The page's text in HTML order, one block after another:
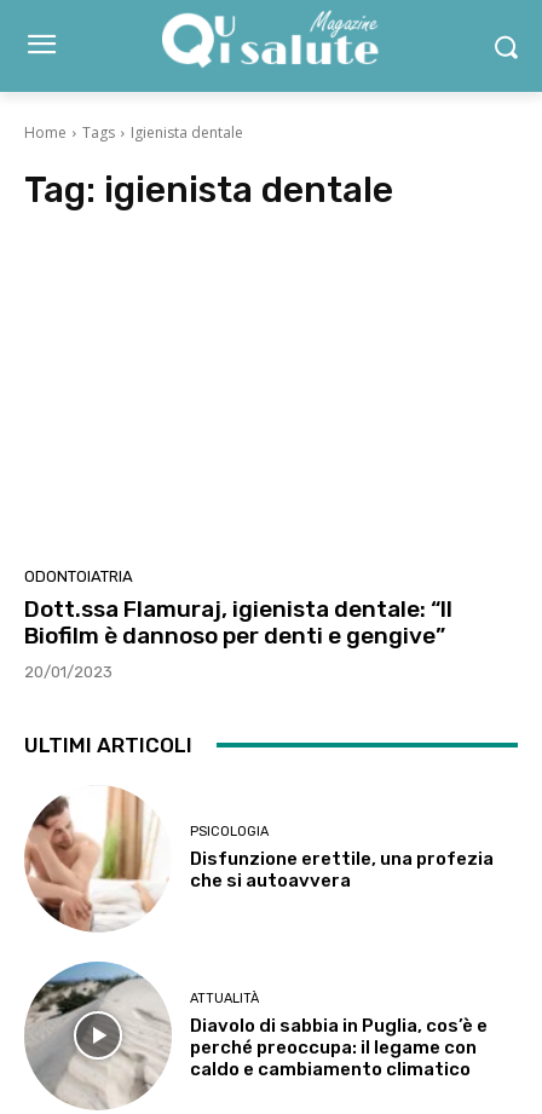
Home Tags Igienista dentale
Tag: igienista dentale
ODONTOIATRIA
Dott.ssa Flamuraj, igienista dentale: “Il
Biofilm è dannoso per denti e gengive”
20/01/2023
ULTIMI ARTICOLI
PSICOLOGIA
Disfunzione erettile, una profezia
che si autoavvera
ATTUALITÀ
Diavolo di sabbia in Puglia, cos’è e
perché preoccupa: il legame con
caldo e cambiamento climatico